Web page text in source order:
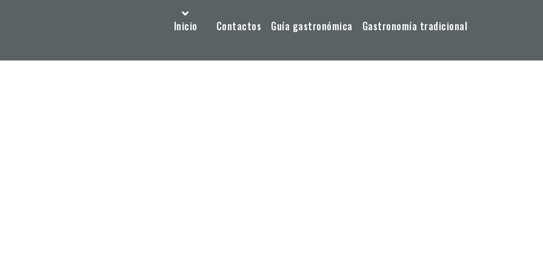
Inicio Contactos Guía gastronómica Gastronomía tradicional